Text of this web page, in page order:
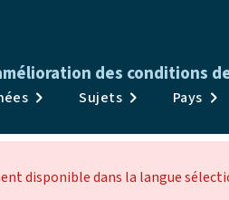
des conditions
Sujets Pays
disponible dans la langue